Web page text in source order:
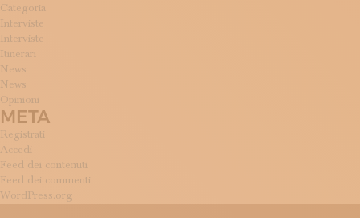
Categoria
Interviste
Interviste
Itinerari
News
News
Opinioni
META
Registrati
Accedi
Feed dei contenuti
Feed dei commenti
WordPress.org